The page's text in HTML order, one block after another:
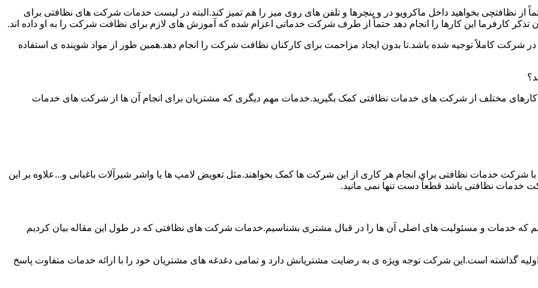
از نظافتچی بخواهید داخل ماکرویو در و پنچرها و تلفن های روی میز را هم تمیز کند.البته در لیست خدمات شرکت های نظافتی برای
کارفرما این کارها را انجام دهد حتماً از طرف شرکت خدماتی اعزام شده که آموزش های لازم برای نظافت شرکت را به او داده اند.
شرکت کاملاً توجیه شده باشد.تا بدون ایجاد مزاحمت برای کارکنان نظافت شرکت را انجام دهد.همین طور از مواد شوینده ی استفاده
مختلف از شرکت های خدمات نظافتی کمک بگیرید.خدمات مهم دیگری که مشتریان برای انجام آن ها از شرکت های خدمات
شرکت خدمات نظافتی برای انجام هر کاری از این شرکت ها کمک بخواهند.مثل تعویض لامپ ها یا واشر شیرآلات باغبانی و...علاوه بر این
خدمات نظافتی باشد قطعاً دست تنها نمی مانید.
که خدمات و مسئولیت های اصلی آن ها را در قبال مشتری بشناسیم.خدمات شرکت های نظافتی که در طول این مقاله بیان کردیم
گذاشته است.این شرکت توجه ویژه ی به رضایت مشتریانش دارد و تمامی دغدغه های مشتریان خود را با ارائه خدمات متفاوت پاسخ